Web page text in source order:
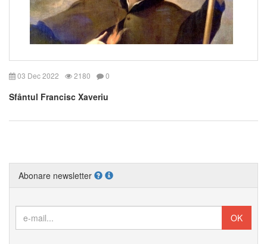
03 Dec 2022 2180 0
Sfântul Francisc Xaveriu
Abonare newsletter